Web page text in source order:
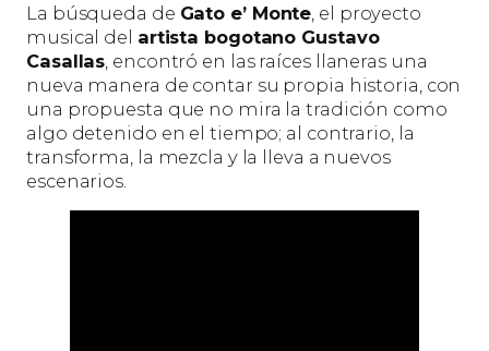
La búsqueda de Gato e’ Monte , el proyecto
musical del artista bogotano Gustavo
Casallas , encontró en las raíces llaneras una
nueva manera de contar su propia historia, con
una propuesta que no mira la tradición como
algo detenido en el tiempo; al contrario, la
transforma, la mezcla y la lleva a nuevos
escenarios.